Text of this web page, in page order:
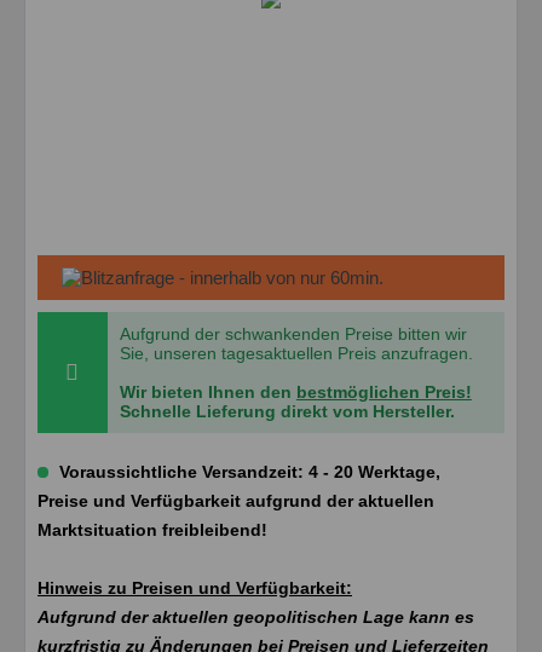
Aufgrund der schwankenden Preise bitten wir
Sie, unseren tagesaktuellen Preis anzufragen.
Wir bieten Ihnen den bestmöglichen Preis!
Schnelle Lieferung direkt vom Hersteller.
Voraussichtliche Versandzeit: 4 - 20 Werktage,
Preise und Verfügbarkeit aufgrund der aktuellen
Marktsituation freibleibend!
Hinweis zu Preisen und Verfügbarkeit:
Aufgrund der aktuellen geopolitischen Lage kann es
kurzfristig zu Änderungen bei Preisen und Lieferzeiten